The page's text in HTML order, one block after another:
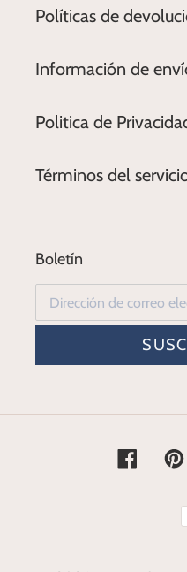
Políticas de
Información de
Politica de
Términos del
Boletín